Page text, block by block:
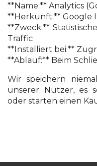
**Name:** Analytics
**Herkunft:** Google
**Zweck:**
Traffic
**Installiert bei:**
**Ablauf:** Beim
Wir speichern
unserer Nutzer, es
oder starten einen